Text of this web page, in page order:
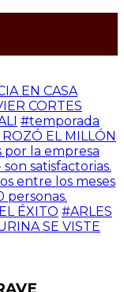
EN CASA
CORTES
#temporada
ROZÓ EL MILLÓN
por la empresa
satisfactorias.
entre los meses
personas.
ÉXITO #ARLES
SE VISTE